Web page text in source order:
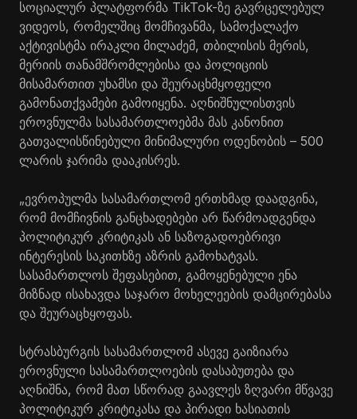
სოციალურ პლატფორმა TikTok-ზე გავრცელებულ
ვიდეოს, რომელშიც მომჩივანმა, სამოქალაქო
აქტივისტმა ირაკლი მილაძემ, თბილისის მერის,
მერიის თანამშრომლებისა და პოლიციის
მისამართით უხამსი და შეურაცხმყოფელი
გამონათქვამები გამოიყენა. აღნიშნულისთვის
ეროვნულმა სასამართლოებმა მას კანონით
გათვალისწინებული მინიმალური ოდენობის – 500
ლარის ჯარიმა დააკისრეს.
„ევროპულმა სასამართლომ ერთხმად დაადგინა,
რომ მომჩივნის განცხადებები არ წარმოადგენდა
პოლიტიკურ კრიტიკას ან საზოგადოებრივი
ინტერესის საკითხზე აზრის გამოხატვას.
სასამართლოს შეფასებით, გამოყენებული ენა
მიზნად ისახავდა საჯარო მოხელეების დამცირებასა
და შეურაცხყოფას.
სტრასბურგის სასამართლომ ასევე გაიზიარა
ეროვნული სასამართლოების დასაბუთება და
აღნიშნა, რომ მათ სწორად გაავლეს ზღვარი მწვავე
პოლიტიკურ კრიტიკასა და პირადი ხასიათის